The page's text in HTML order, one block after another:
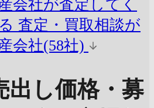
会社が査定してく
査定・買取相談が
会社(58社)
出し価格・募